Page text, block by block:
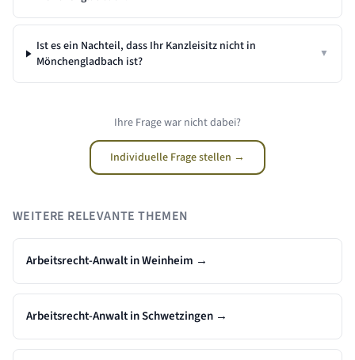
Ist es ein Nachteil, dass Ihr Kanzleisitz nicht in
Mönchengladbach ist?
▼
Ihre Frage war nicht dabei?
Individuelle Frage stellen →
WEITERE RELEVANTE THEMEN
Arbeitsrecht-Anwalt in Weinheim →
Arbeitsrecht-Anwalt in Schwetzingen →